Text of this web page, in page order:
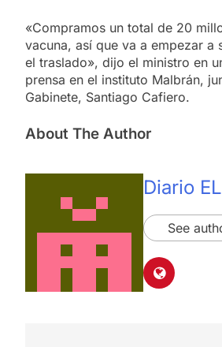
«Compramos un total de 20
vacuna, así que va a empezar a
el traslado», dijo el ministro en
prensa en el instituto Malbrán,
Gabinete, Santiago Cafiero.
About The Author
Diario
See